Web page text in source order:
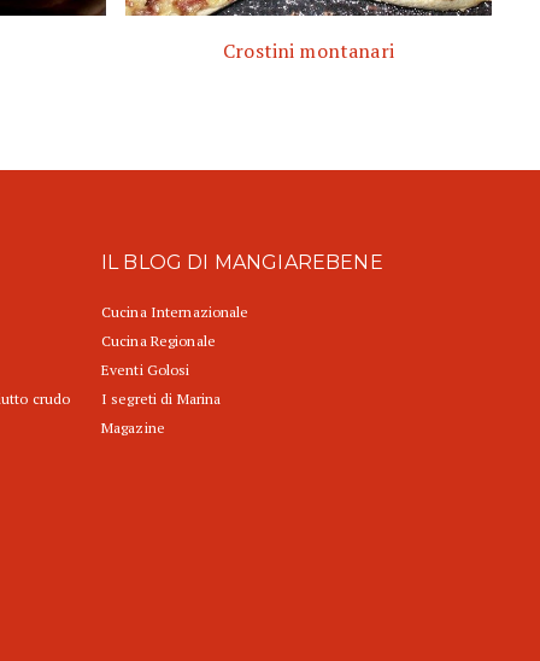
Crostini montanari
crudo
IL BLOG DI MANGIAREBENE
Cucina Internazionale
Cucina Regionale
Eventi Golosi
I segreti di Marina
Magazine